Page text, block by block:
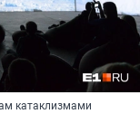
катаклизмами